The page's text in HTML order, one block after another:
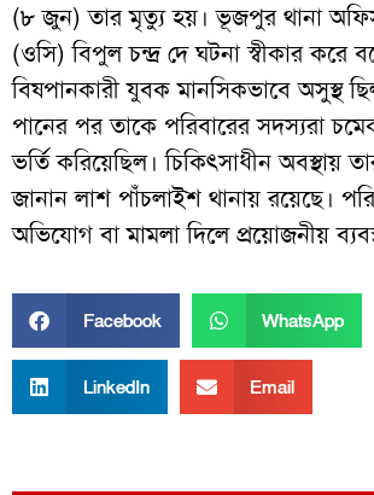
(৮ জুন) তার মৃত্যু হয়। ভূজপুর থানা
(ওসি) বিপুল চন্দ্র দে ঘটনা স্বীকার করে
বিষপানকারী যুবক মানসিকভাবে অসুস্থ
পানের পর তাকে পরিবারের সদস্যরা
ভর্তি করিয়েছিল। চিকিৎসাধীন অবস্থায়
জানান লাশ পাঁচলাইশ থানায় রয়েছে।
অভিযোগ বা মামলা দিলে প্রয়োজনীয়
Facebook WhatsApp
LinkedIn Email